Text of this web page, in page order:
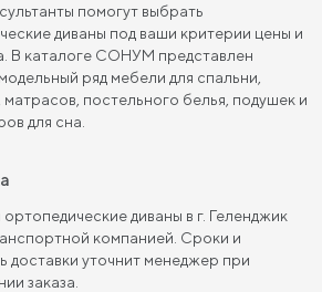
помогут выбрать
диваны под ваши критерии цены и
В каталоге СОНУМ представлен
ряд мебели для спальни,
матрасов, постельного белья, подушек и
для сна.
диваны в г. Геленджик
компанией. Сроки и
доставки уточнит менеджер при
заказа.